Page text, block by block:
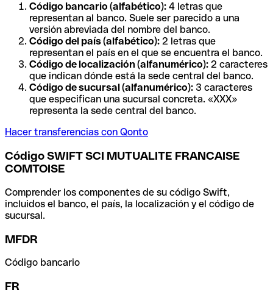
Código bancario (alfabético): 4 letras que
representan al banco. Suele ser parecido a una
versión abreviada del nombre del banco.
Código del país (alfabético): 2 letras que
representan el país en el que se encuentra el banco.
Código de localización (alfanumérico): 2 caracteres
que indican dónde está la sede central del banco.
Código de sucursal (alfanumérico): 3 caracteres
que especifican una sucursal concreta. «XXX»
representa la sede central del banco.
Hacer transferencias con Qonto
Código SWIFT SCI MUTUALITE FRANCAISE
COMTOISE
Comprender los componentes de su código Swift,
incluidos el banco, el país, la localización y el código de
sucursal.
MFDR
Código bancario
FR